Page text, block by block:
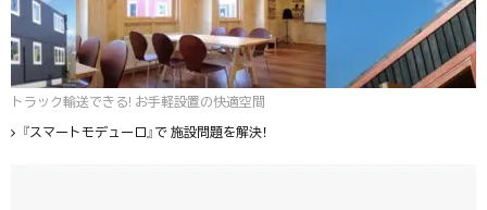
トラック輸送できる! お手軽設置の快適空間
『スマートモデューロ』で 施設問題を解決！